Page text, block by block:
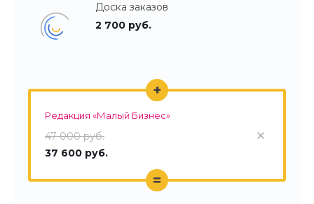
Доска заказов
2 700 руб.
Редакция «Малый Бизнес»
47 000 руб.
37 600 руб.
+
=